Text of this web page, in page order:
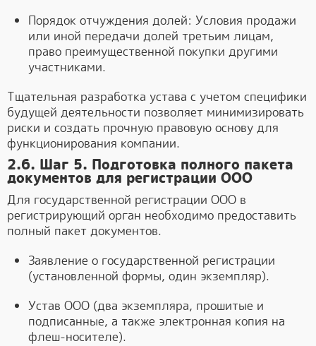
Порядок отчуждения долей: Условия продажи
или иной передачи долей третьим лицам,
право преимущественной покупки другими
участниками.
Тщательная разработка устава с учетом специфики
будущей деятельности позволяет минимизировать
риски и создать прочную правовую основу для
функционирования компании.
2.6. Шаг 5. Подготовка полного пакета
документов для регистрации ООО
Для государственной регистрации ООО в
регистрирующий орган необходимо предоставить
полный пакет документов.
Заявление о государственной регистрации
(установленной формы, один экземпляр).
Устав ООО (два экземпляра, прошитые и
подписанные, а также электронная копия на
флеш-носителе).